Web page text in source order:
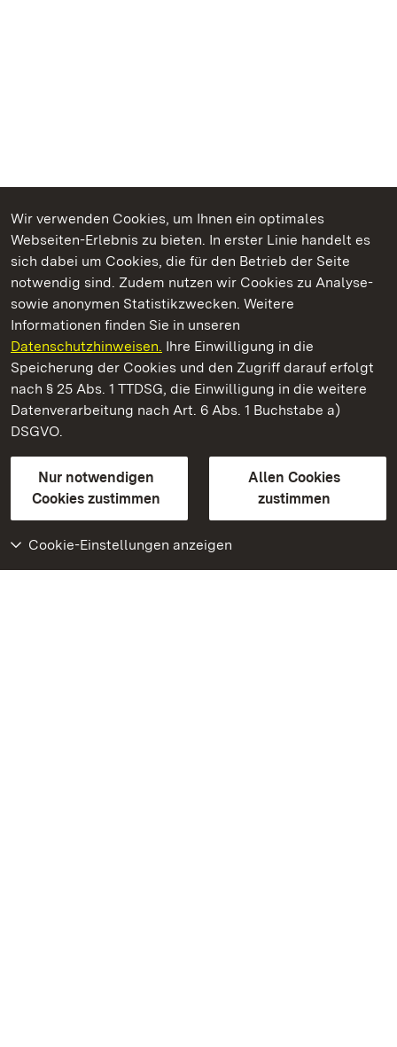
Wir verwenden Cookies, um Ihnen ein optimales
Webseiten-Erlebnis zu bieten. In erster Linie handelt es
sich dabei um Cookies, die für den Betrieb der Seite
notwendig sind. Zudem nutzen wir Cookies zu Analyse-
sowie anonymen Statistikzwecken. Weitere
Informationen finden Sie in unseren
Datenschutzhinweisen. Ihre Einwilligung in die
Speicherung der Cookies und den Zugriff darauf erfolgt
nach § 25 Abs. 1 TTDSG, die Einwilligung in die weitere
Datenverarbeitung nach Art. 6 Abs. 1 Buchstabe a)
DSGVO.
Nur notwendigen
Cookies zustimmen
Allen Cookies
zustimmen
Cookie-Einstellungen anzeigen
Kommen. Staunen. Genießen.
Staatliche Schlösser und Gärten Baden‑Württemberg
Staatliche Schlösser und Gärten Baden-Württemberg
Kontakt
GebärdenspracheLeichte Sprache
Erklärung zur Barrierefreiheit
BITV-konform (geprüfte Seiten)
Weiteres